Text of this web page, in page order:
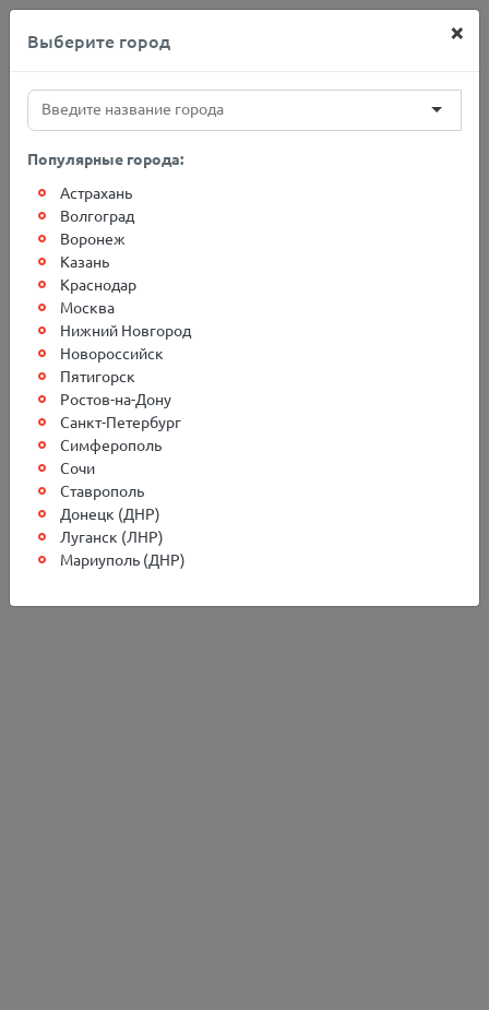
+7(812)767-20-27
Главная Адреса терминалов
Грузоперевозки в г.
Юнокоммунаровск
Выберите город ×
Популярные города:
Астрахань
Волгоград
Воронеж
Казань
Краснодар
Москва
Нижний Новгород
Новороссийск
Пятигорск
Ростов-на-Дону
Санкт-Петербург
Симферополь
Сочи
Ставрополь
Донецк (ДНР)
Луганск (ЛНР)
Мариуполь (ДНР)